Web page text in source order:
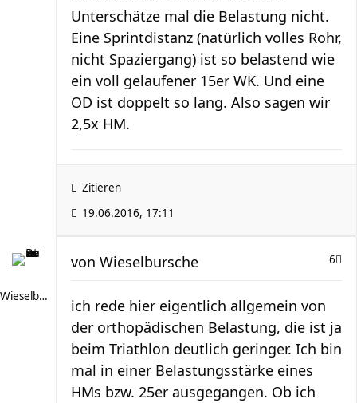
Unterschätze mal die Belastung nicht.
Eine Sprintdistanz (natürlich volles Rohr,
nicht Spaziergang) ist so belastend wie
ein voll gelaufener 15er WK. Und eine
OD ist doppelt so lang. Also sagen wir
2,5x HM.
Zitieren
19.06.2016, 17:11
Wieselbursche
6
von Wieselbursche
ich rede hier eigentlich allgemein von
der orthopädischen Belastung, die ist ja
beim Triathlon deutlich geringer. Ich bin
mal in einer Belastungsstärke eines
HMs bzw. 25er ausgegangen. Ob ich